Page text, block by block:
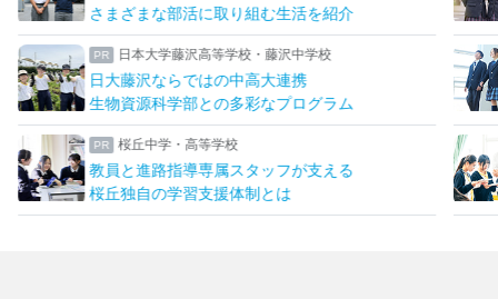
さまざまな部活に取り組む生活を紹介
日本大学藤沢高等学校・藤沢中学校
日大藤沢ならではの中高大連携
生物資源科学部との多彩なプログラム
桜丘中学・高等学校
教員と進路指導専属スタッフが支える
桜丘独自の学習支援体制とは